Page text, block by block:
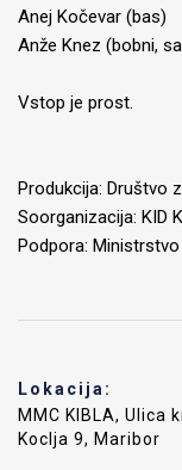
Anej Kočevar (bas)
Anže Knez (bobni,
Vstop je prost.
Produkcija: Društvo
Soorganizacija: KID
Podpora:
Lokacija:
MMC KIBLA, Ulica
Koclja 9, Maribor